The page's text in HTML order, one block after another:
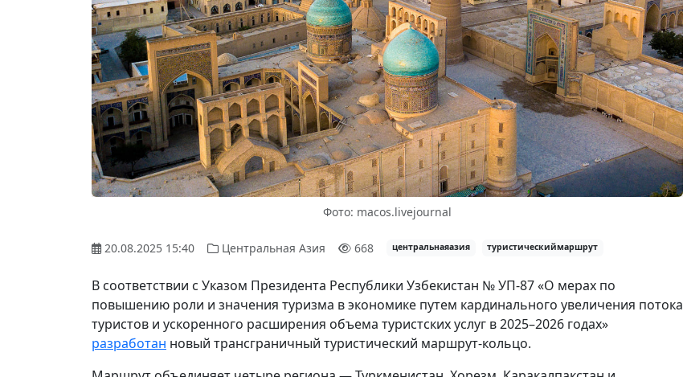
Фото: macos.livejournal
20.08.2025 15:40 Центральная Азия 668 центральнаяазия туристическиймаршрут
В соответствии с Указом Президента Республики Узбекистан № УП-87 «О мерах по
повышению роли и значения туризма в экономике путем кардинального увеличения потока
туристов и ускоренного расширения объема туристских услуг в 2025–2026 годах»
разработан новый трансграничный туристический маршрут-кольцо.